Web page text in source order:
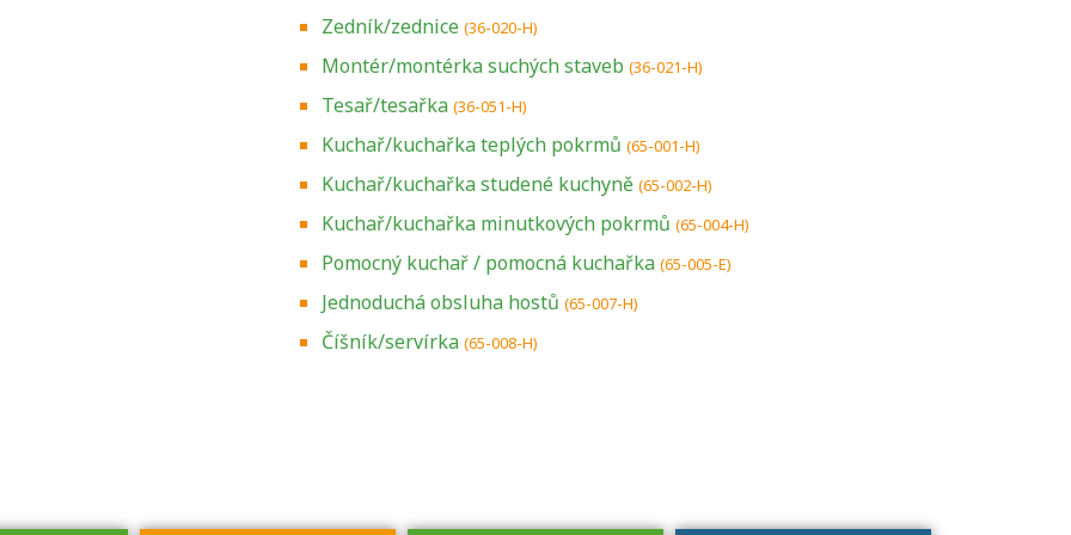
Zedník/zednice (36-020-H)
Montér/montérka suchých staveb (36-021-H)
Tesař/tesařka (36-051-H)
Kuchař/kuchařka teplých pokrmů (65-001-H)
Kuchař/kuchařka studené kuchyně (65-002-H)
Kuchař/kuchařka minutkových pokrmů (65-004-H)
Pomocný kuchař / pomocná kuchařka (65-005-E)
Jednoduchá obsluha hostů (65-007-H)
Číšník/servírka (65-008-H)
Zjistěte, jak se
přihlásit ke
U řady živností je